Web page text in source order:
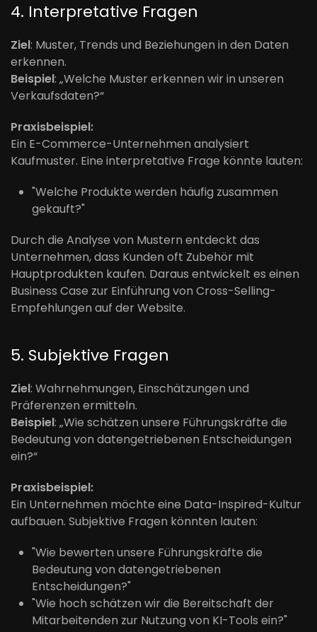
4. Interpretative Fragen
Ziel: Muster, Trends und Beziehungen in den Daten
erkennen.
Beispiel: „Welche Muster erkennen wir in unseren
Verkaufsdaten?“
Praxisbeispiel:
Ein E-Commerce-Unternehmen analysiert
Kaufmuster. Eine interpretative Frage könnte lauten:
"Welche Produkte werden häufig zusammen
gekauft?"
Durch die Analyse von Mustern entdeckt das
Unternehmen, dass Kunden oft Zubehör mit
Hauptprodukten kaufen. Daraus entwickelt es einen
Business Case zur Einführung von Cross-Selling-
Empfehlungen auf der Website.
5. Subjektive Fragen
Ziel: Wahrnehmungen, Einschätzungen und
Präferenzen ermitteln.
Beispiel: „Wie schätzen unsere Führungskräfte die
Bedeutung von datengetriebenen Entscheidungen
ein?“
Praxisbeispiel:
Ein Unternehmen möchte eine Data-Inspired-Kultur
aufbauen. Subjektive Fragen könnten lauten:
"Wie bewerten unsere Führungskräfte die
Bedeutung von datengetriebenen
Entscheidungen?"
"Wie hoch schätzen wir die Bereitschaft der
Mitarbeitenden zur Nutzung von KI-Tools ein?"